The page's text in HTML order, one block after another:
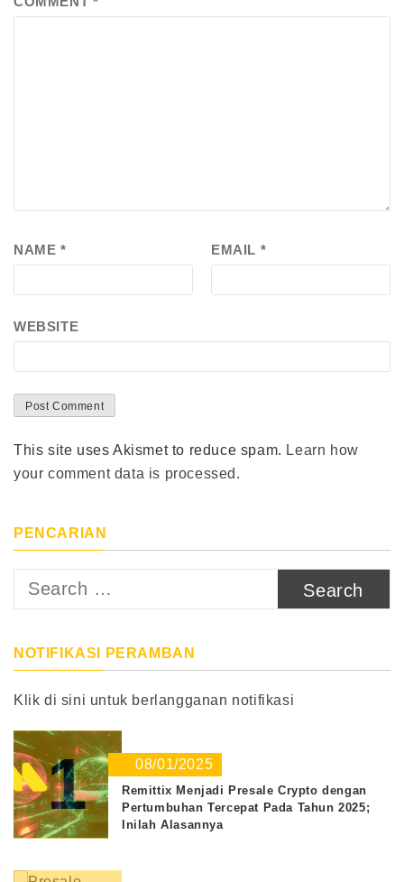
NAME * EMAIL *
WEBSITE
This site uses Akismet to reduce spam. Learn how
your comment data is processed.
PENCARIAN
Search
NOTIFIKASI PERAMBAN
Klik di sini untuk berlangganan notifikasi
1 08/01/2025
Remittix Menjadi Presale Crypto dengan
Pertumbuhan Tercepat Pada Tahun 2025;
Inilah Alasannya